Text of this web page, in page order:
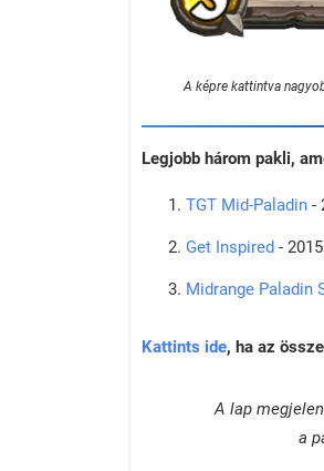
A képre kattintva
Legjobb három pakli,
TGT Mid-Paladin -
Get Inspired -
Midrange Paladin
Kattints ide, ha az
A lap
a